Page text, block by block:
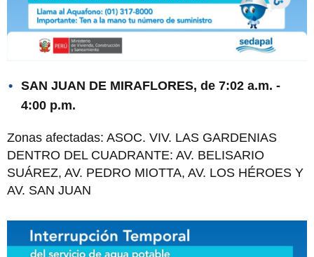
SAN JUAN DE MIRAFLORES, de 7:02 a.m. -
4:00 p.m.
Zonas afectadas: ASOC. VIV. LAS GARDENIAS
DENTRO DEL CUADRANTE: AV. BELISARIO
SUÁREZ, AV. PEDRO MIOTTA, AV. LOS HÉROES Y
AV. SAN JUAN